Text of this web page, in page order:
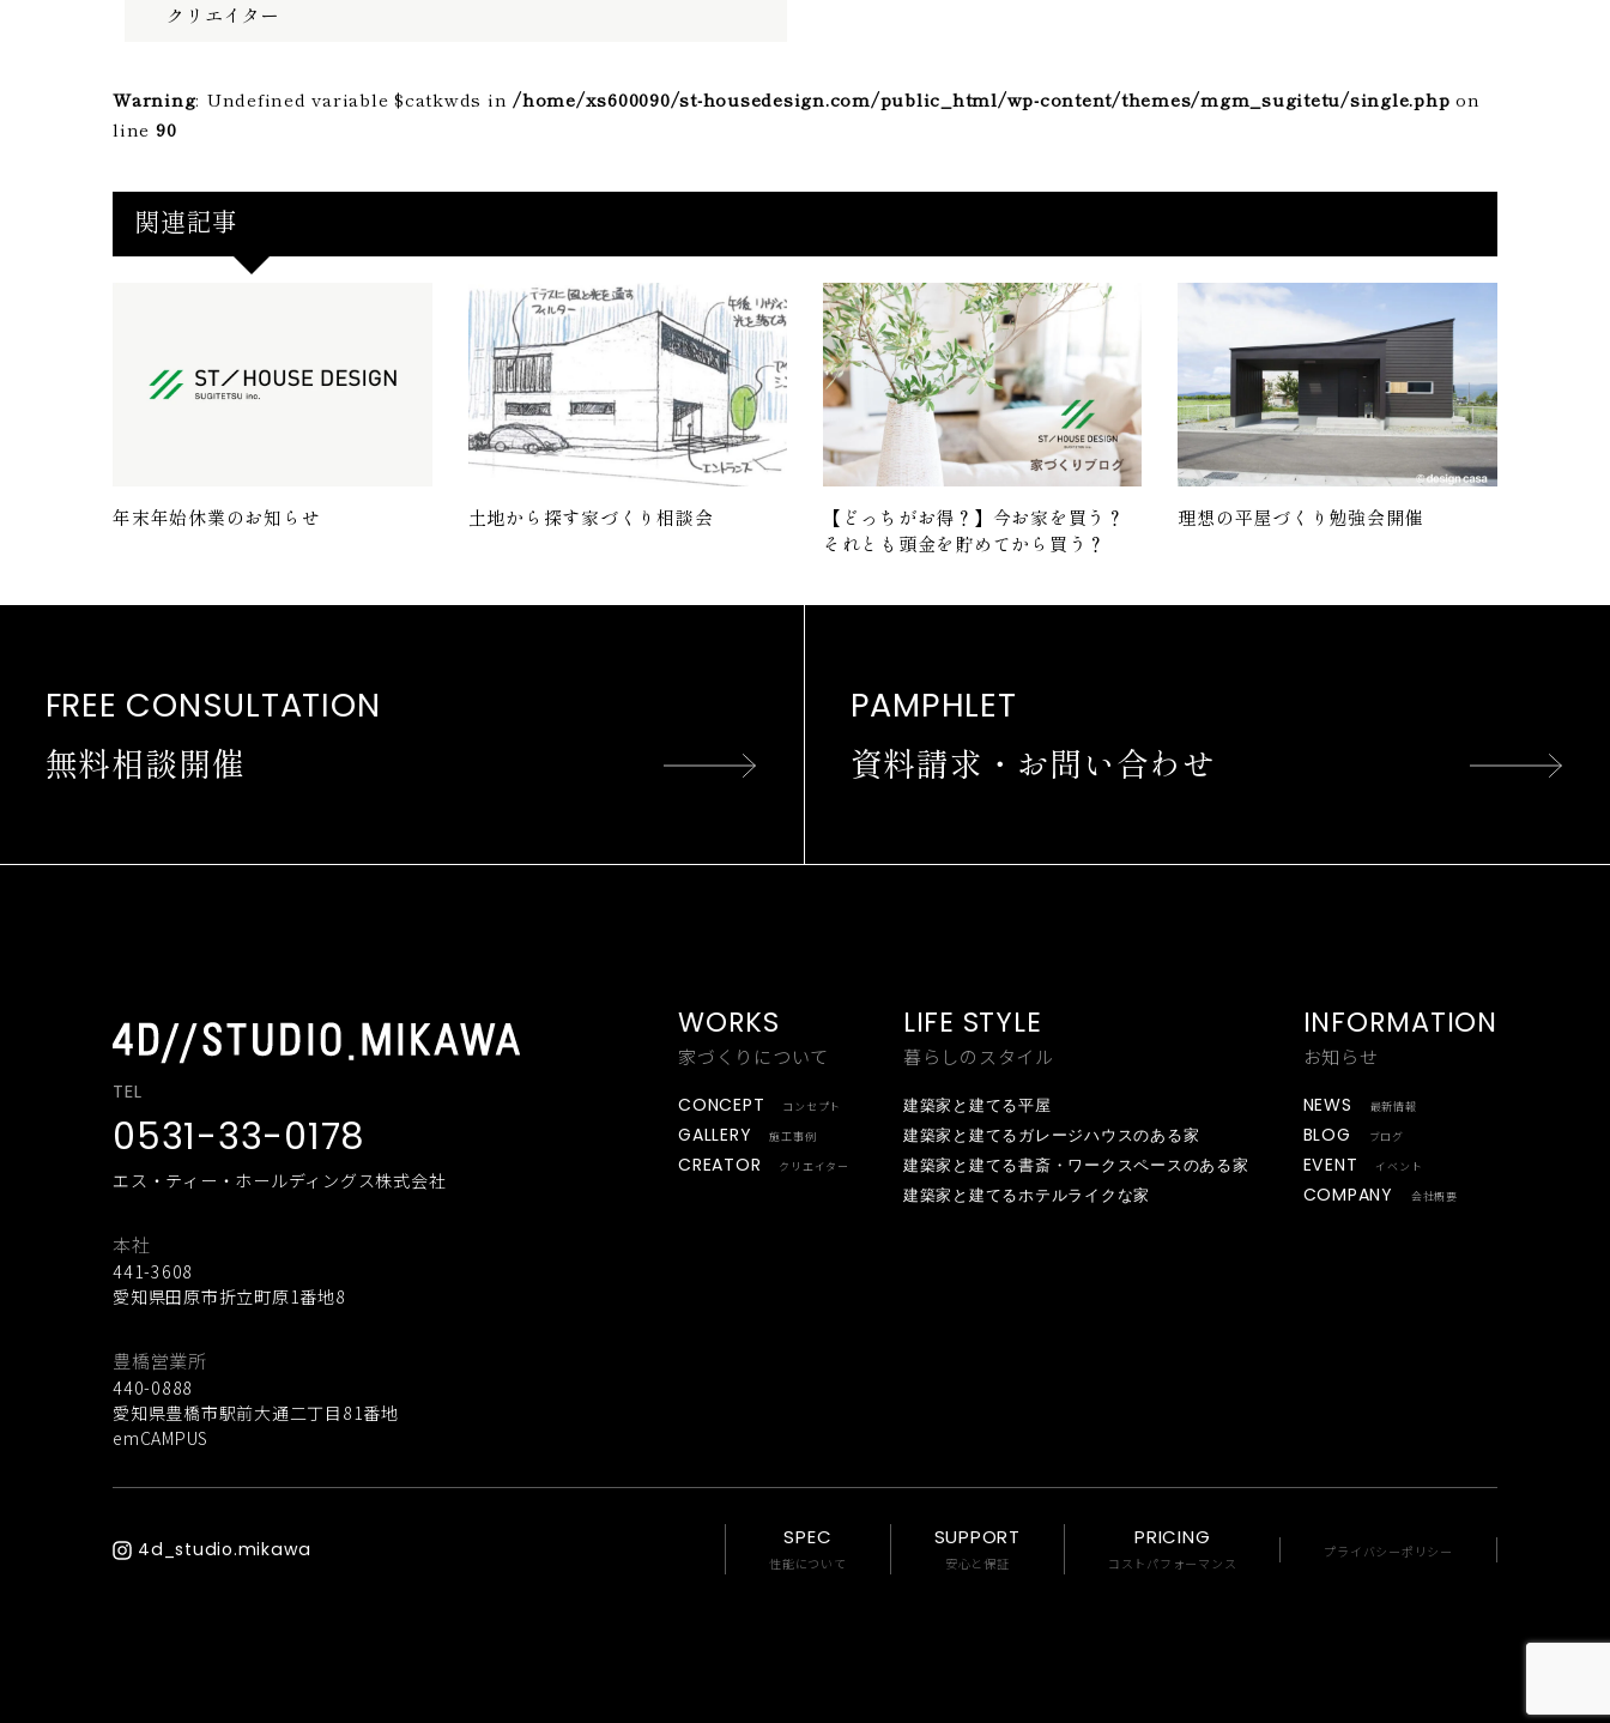
クリエイター
Warning: Undefined variable $catkwds in /home/xs600090/st-housedesign.com/public_html/wp-content/themes/mgm_sugitetu/single.php on
line 90
関連記事
年末年始休業のお知らせ 土地から探す家づくり相談会
【どっちがお得？】今お家を買う？
それとも頭金を貯めてから買う？
理想の平屋づくり勉強会開催
FREE CONSULTATION
無料相談開催
PAMPHLET
資料請求・お問い合わせ
TEL
0531-33-0178
エス・ティー・ホールディングス株式会社
本社
441-3608
愛知県田原市折立町原1番地8
豊橋営業所
440-0888
愛知県豊橋市駅前大通二丁目81番地
emCAMPUS
WORKS
家づくりについて
CONCEPT コンセプト
GALLERY 施工事例
CREATOR クリエイター
LIFE STYLE
暮らしのスタイル
建築家と建てる平屋
建築家と建てるガレージハウスのある家
建築家と建てる書斎・ワークスペースのある家
建築家と建てるホテルライクな家
INFORMATION
お知らせ
NEWS 最新情報
BLOG ブログ
EVENT イベント
COMPANY 会社概要
4d_studio.mikawa SPEC
性能について
SUPPORT
安心と保証
PRICING
コストパフォーマンス
プライバシーポリシー